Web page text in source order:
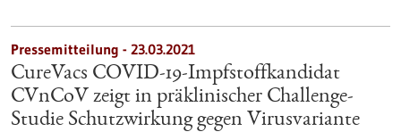
Pressemitteilung - 23.03.2021
CureVacs COVID-19-Impfstoffkandidat
CVnCoV zeigt in präklinischer Challenge-
Studie Schutzwirkung gegen Virusvariante